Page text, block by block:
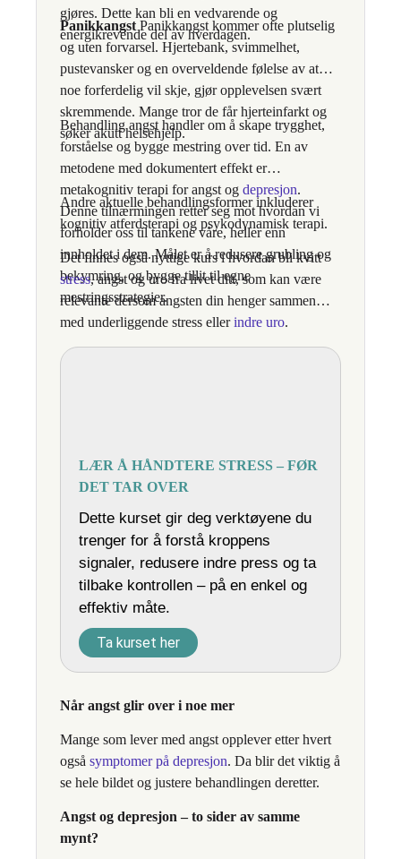
gjøres. Dette kan bli en vedvarende og
energikrevende del av hverdagen.
Panikkangst Panikkangst kommer ofte plutselig
og uten forvarsel. Hjertebank, svimmelhet,
pustevansker og en overveldende følelse av at
noe forferdelig vil skje, gjør opplevelsen svært
skremmende. Mange tror de får hjerteinfarkt og
søker akutt helsehjelp.
Behandling angst handler om å skape trygghet,
forståelse og bygge mestring over tid. En av
metodene med dokumentert effekt er
metakognitiv terapi for angst og depresjon.
Denne tilnærmingen retter seg mot hvordan vi
forholder oss til tankene våre, heller enn
innholdet i dem. Målet er å redusere grubling og
bekymring, og bygge tillit til egne
mestringsstrategier.
Andre aktuelle behandlingsformer inkluderer
kognitiv atferdsterapi og psykodynamisk terapi.
Det finnes også nyttige kurs i hvordan bli kvitt
stress, angst og uro fra livet ditt, som kan være
relevante dersom angsten din henger sammen
med underliggende stress ellerindre uro.
LÆR Å HÅNDTERE STRESS – FØR
DET TAR OVER
Dette kurset gir deg verktøyene du
trenger for å forstå kroppens
signaler, redusere indre press og ta
tilbake kontrollen – på en enkel og
effektiv måte.
Ta kurset her
Når angst glir over i noe mer
Mange som lever med angst opplever etter hvert
også symptomer på depresjon. Da blir det viktig å
se hele bildet og justere behandlingen deretter.
Angst og depresjon – to sider av samme
mynt?